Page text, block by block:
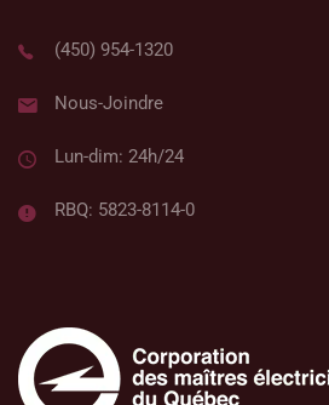
(450) 954-1320
Nous-Joindre
Lun-dim: 24h/24
RBQ: 5823-8114-0